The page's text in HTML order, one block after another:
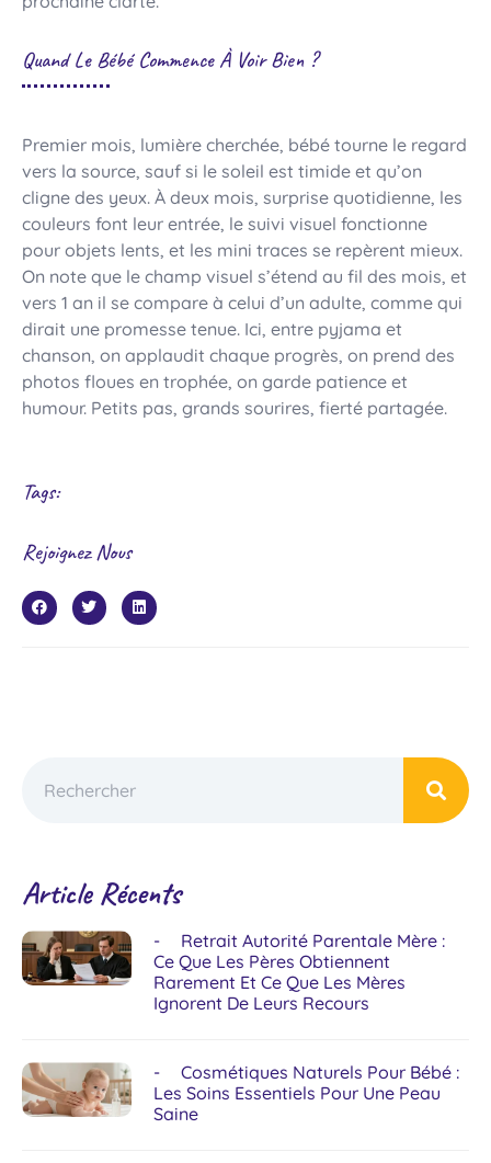
Quand Le Bébé Commence À Voir Bien ?
Premier mois, lumière cherchée, bébé tourne le regard
vers la source, sauf si le soleil est timide et qu’on
cligne des yeux. À deux mois, surprise quotidienne, les
couleurs font leur entrée, le suivi visuel fonctionne
pour objets lents, et les mini traces se repèrent mieux.
On note que le champ visuel s’étend au fil des mois, et
vers 1 an il se compare à celui d’un adulte, comme qui
dirait une promesse tenue. Ici, entre pyjama et
chanson, on applaudit chaque progrès, on prend des
photos floues en trophée, on garde patience et
humour. Petits pas, grands sourires, fierté partagée.
Tags:
Rejoignez Nous
Article Récents
Retrait Autorité Parentale Mère :
Ce Que Les Pères Obtiennent
Rarement Et Ce Que Les Mères
Ignorent De Leurs Recours
Cosmétiques Naturels Pour Bébé :
Les Soins Essentiels Pour Une Peau
Saine